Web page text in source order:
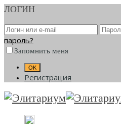
ЛОГИН
пароль?
Запомнить меня
Регистрация